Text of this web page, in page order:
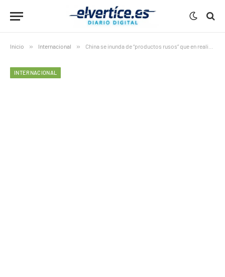
Inicio » Internacional » China se inunda de “productos rusos” que en realidad fabrica ella misma
INTERNACIONAL